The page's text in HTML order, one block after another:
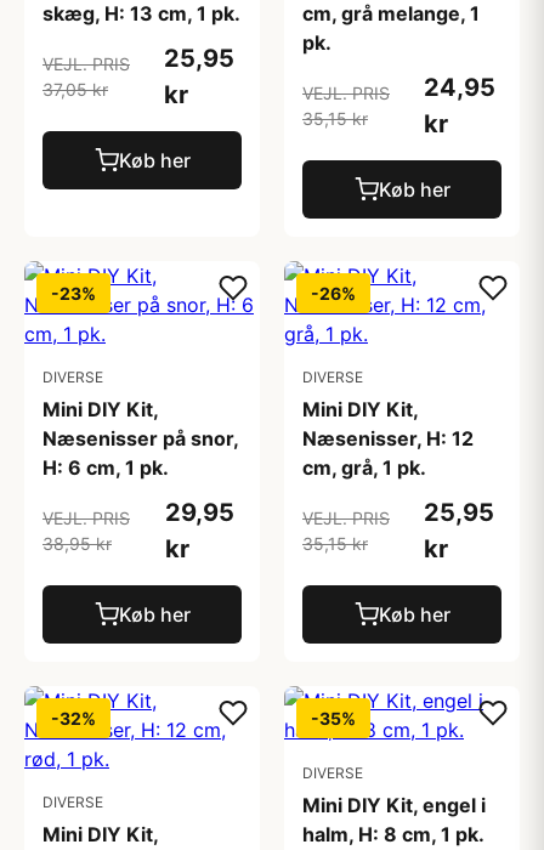
skæg, H: 13 cm, 1 pk.
VEJL. PRIS
37,05 kr
25,95
kr
Køb her
cm, grå melange, 1
pk.
VEJL. PRIS
35,15 kr
24,95
kr
Køb her
-23%
DIVERSE
Mini DIY Kit,
Næsenisser på snor,
H: 6 cm, 1 pk.
VEJL. PRIS
38,95 kr
29,95
kr
Køb her
-26%
DIVERSE
Mini DIY Kit,
Næsenisser, H: 12
cm, grå, 1 pk.
VEJL. PRIS
35,15 kr
25,95
kr
Køb her
-32%
DIVERSE
Mini DIY Kit,
-35%
DIVERSE
Mini DIY Kit, engel i
halm, H: 8 cm, 1 pk.